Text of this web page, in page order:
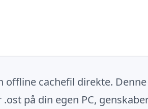
offline cachefil direkte. Denne
på din egen PC,